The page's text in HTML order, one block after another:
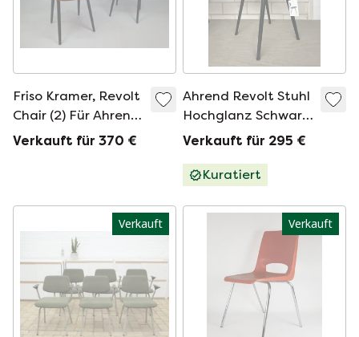
Friso Kramer, Revolt
Chair (2) Für Ahrend
The Circle.
Verkauft für 370 €
Ahrend Revolt Stuhl
Hochglanz Schwarz
(auf Lager: mehrere)
Verkauft für 295 €
Kuratiert
Verkauft Verkauft